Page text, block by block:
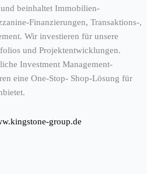
beinhaltet Immobilien-
Finanzierungen, Transaktions-,
Wir investieren für unsere
und Projektentwicklungen.
Investment Management-
eine One-Stop- Shop-Lösung für
group.de